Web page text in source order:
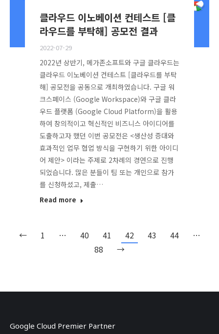
클라우드 이노베이션 컨테스트 [클
라우드를 부탁해] 공모전 결과
2022-07-29
2022년 상반기, 메가존소프트와 구글 클라우드는
클라우드 이노베이션 컨테스트 [클라우드를 부탁
해] 공모전을 공동으로 개최하였습니다. 구글 워
크스페이스 (Google Workspace)와 구글 클라
우드 플랫폼 (Google Cloud Platform)을 활용
하여 창의적이고 혁신적인 비즈니스 아이디어를
도출하고자 했던 이번 공모전은 <생산성 증대와
효과적인 업무 협업 방식을 구현하기 위한 아이디
어 제안> 이라는 주제로 2차례의 경연으로 진행
되었습니다. 많은 분들이 팀 또는 개인으로 참가
를 신청하셨고, 제출…
Read more
← 1 … 40 41 42 43 44
…
88
→
Google Cloud Premier Partner